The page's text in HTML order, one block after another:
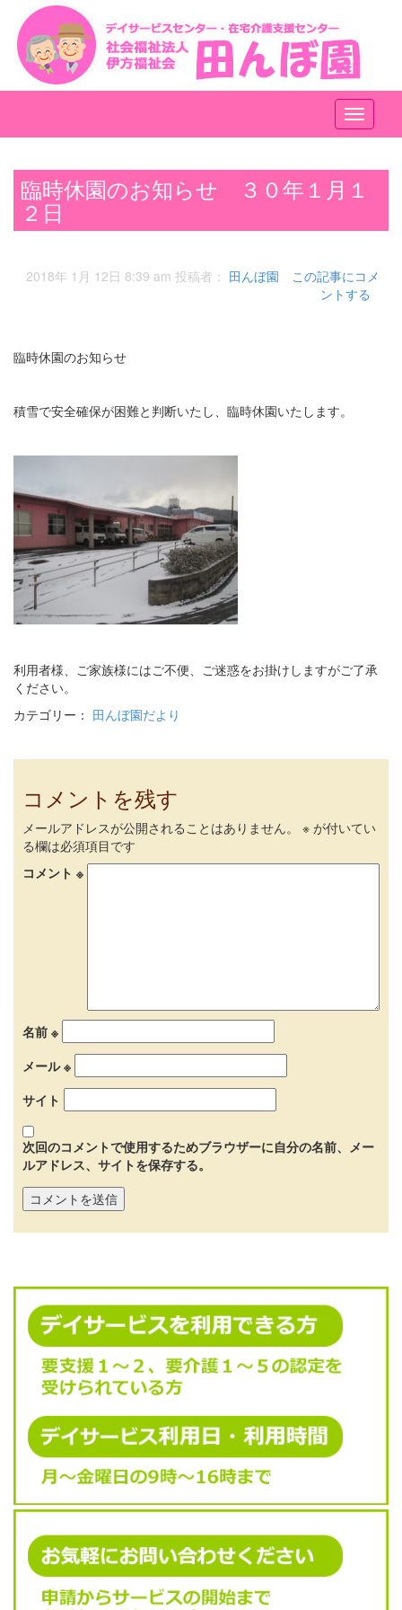
メ
ニ
ー
臨時休園のお知らせ ３０年１月１
２日
2018年 1月 12日 8:39 am 投稿者： 田んぼ園
この記事にコメ
ントする
臨時休園のお知らせ
積雪で安全確保が困難と判断いたし、臨時休園いたします。
利用者様、ご家族様にはご不便、ご迷惑をお掛けしますがご了承
ください。
カテゴリー： 田んぼ園だより
コメントを残す
メールアドレスが公開されることはありません。 ※ が付いてい
る欄は必須項目です
コメント ※
名前 ※
メール※
サイト
次回のコメントで使用するためブラウザーに自分の名前、メー
ルアドレス、サイトを保存する。